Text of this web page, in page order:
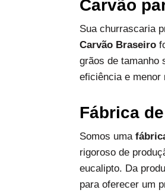
Carvão
Sua churrascaria
Carvão Braseiro
grãos de tamanho
eficiência e menor
Fábrica
Somos uma
rigoroso de
eucalipto. Da
para oferecer um